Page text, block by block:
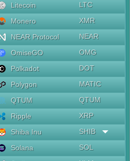
Litecoin
LTC
Monero
XMR
NEAR Protocol
NEAR
OmiseGO
OMG
Polkadot
DOT
Polygon
MATIC
QTUM
QTUM
Ripple
XRP
Shiba Inu
SHIB
Solana
SOL